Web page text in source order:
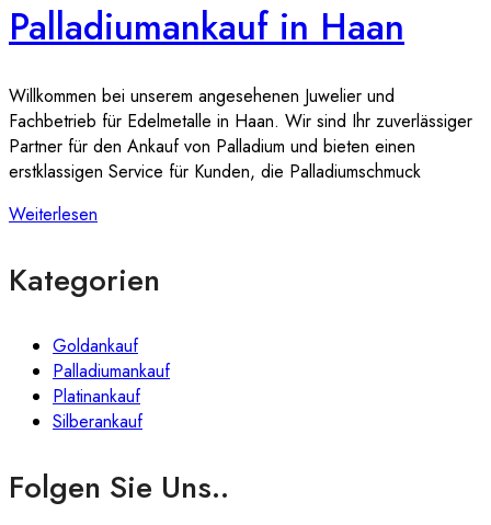
Palladiumankauf in Haan
Willkommen bei unserem angesehenen Juwelier und
Fachbetrieb für Edelmetalle in Haan. Wir sind Ihr zuverlässiger
Partner für den Ankauf von Palladium und bieten einen
erstklassigen Service für Kunden, die Palladiumschmuck
Weiterlesen
Kategorien
Goldankauf
Palladiumankauf
Platinankauf
Silberankauf
Folgen Sie Uns..